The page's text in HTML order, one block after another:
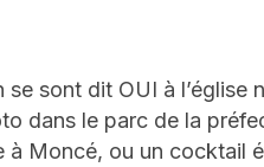
se sont dit OUI à l’église
dans le parc de la
à Moncé, ou un cocktail